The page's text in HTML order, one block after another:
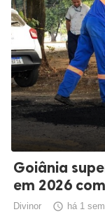
Goiânia
em 2026
Divinor  há 1